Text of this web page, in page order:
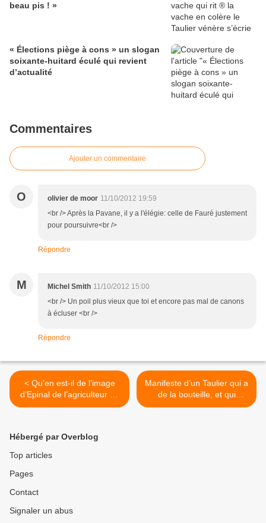
beau pis ! »
« Élections piège à cons » un slogan
soixante-huitard éculé qui revient
d’actualité
Commentaires
Ajouter un commentaire
O olivier de moor 11/10/2012 19:59
<br /> Après la Pavane, il y a l'élégie: celle de Fauré justement
pour poursuivre<br />
Répondre
M Michel Smith 11/10/2012 15:00
<br /> Un poil plus vieux que toi et encore pas mal de canons
à écluser <br />
Répondre
< Qu'en est-il de l’image
d’Epinal de l’agriculteur au
cul des vaches ou sur son
Manifeste d’un Taulier qui a
de la bouteille, et qui
s’étonne qu’on puisse
Hébergé par Overblog
Top articles
Pages
Contact
Signaler un abus